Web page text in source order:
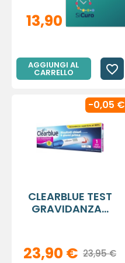
13,90 € 19,90 €
AGGIUNGI AL
CARRELLO favorite_border
CLEARBLUE TEST
GRAVIDANZA...
23,90 € 23,95 €
-0,05 €